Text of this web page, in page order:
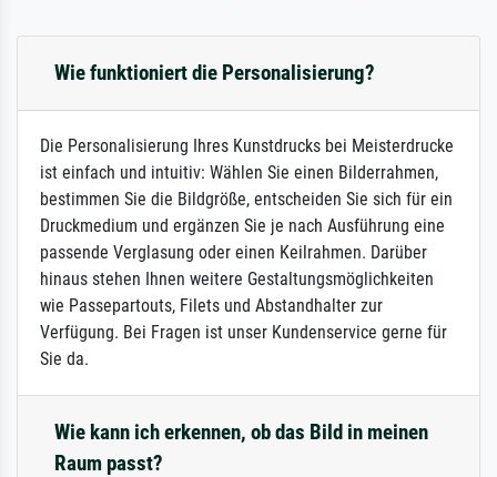
Wie funktioniert die Personalisierung?
Die Personalisierung Ihres Kunstdrucks bei Meisterdrucke
ist einfach und intuitiv: Wählen Sie einen Bilderrahmen,
bestimmen Sie die Bildgröße, entscheiden Sie sich für ein
Druckmedium und ergänzen Sie je nach Ausführung eine
passende Verglasung oder einen Keilrahmen. Darüber
hinaus stehen Ihnen weitere Gestaltungsmöglichkeiten
wie Passepartouts, Filets und Abstandhalter zur
Verfügung. Bei Fragen ist unser Kundenservice gerne für
Sie da.
Wie kann ich erkennen, ob das Bild in meinen
Raum passt?